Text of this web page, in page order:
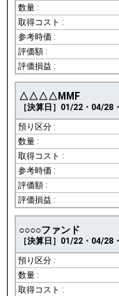
△△△△MMF
［決算日］01/22・04/28
○○○○ファンド
［決算日］01/22・04/28